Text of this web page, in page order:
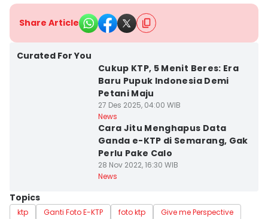
Share Article
Curated For You
Cukup KTP, 5 Menit Beres: Era
Baru Pupuk Indonesia Demi
Petani Maju
27 Des 2025, 04:00 WIB
News
Cara Jitu Menghapus Data
Ganda e-KTP di Semarang, Gak
Perlu Pake Calo
28 Nov 2022, 16:30 WIB
News
Topics
ktp Ganti Foto E-KTP foto ktp Give me Perspective